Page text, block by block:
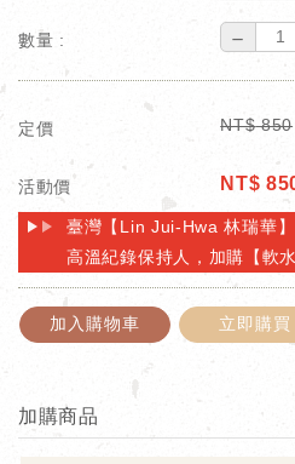
數量 : －
定價 NT$ 850
活動價 NT$
臺灣【Lin Jui-Hwa 林瑞華
高溫紀錄保持人，加購【軟
加入購物車 立即購買
加購商品